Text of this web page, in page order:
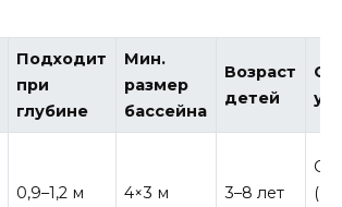
Подходит
при
глубине
Мин.
размер
бассейна
Возраст
детей
0,9–1,2 м 4×3 м 3–8 лет